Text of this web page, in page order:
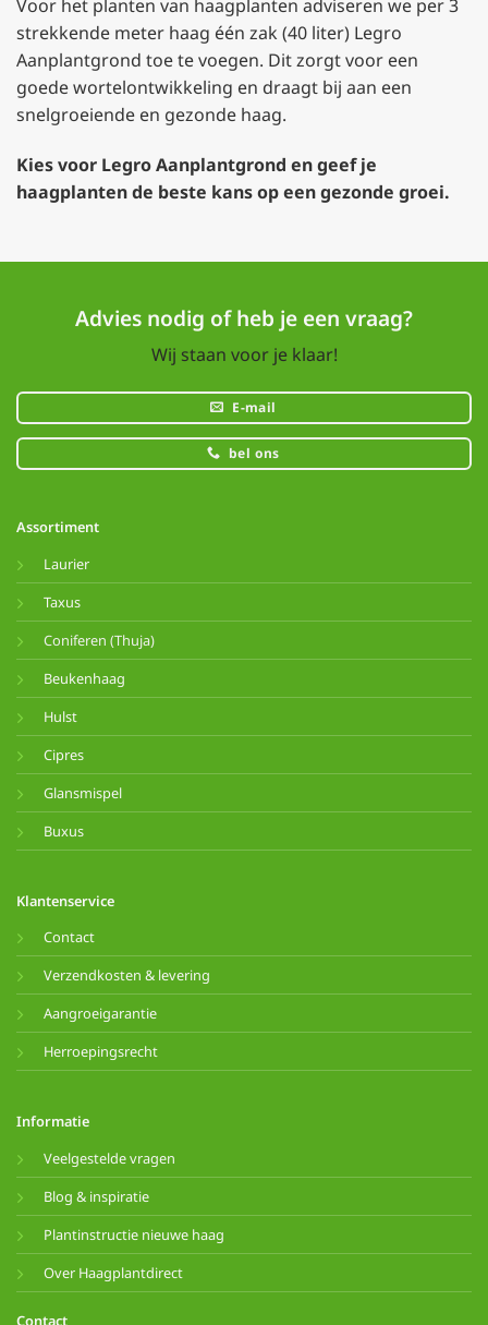
Voor het planten van haagplanten adviseren we per 3
strekkende meter haag één zak (40 liter) Legro
Aanplantgrond toe te voegen. Dit zorgt voor een
goede wortelontwikkeling en draagt bij aan een
snelgroeiende en gezonde haag.
Kies voor Legro Aanplantgrond en geef je
haagplanten de beste kans op een gezonde groei.
Advies nodig of heb je een vraag?
Wij staan voor je klaar!
E-mail
bel ons
Assortiment
Laurier
Taxus
Coniferen (Thuja)
Beukenhaag
Hulst
Cipres
Glansmispel
Buxus
Klantenservice
Contact
Verzendkosten & levering
Aangroeigarantie
Herroepingsrecht
Informatie
Veelgestelde vragen
Blog & inspiratie
Plantinstructie nieuwe haag
Over Haagplantdirect